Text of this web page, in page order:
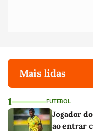
Mais lidas
1 FUTEBOL
Jogador
ao entrar